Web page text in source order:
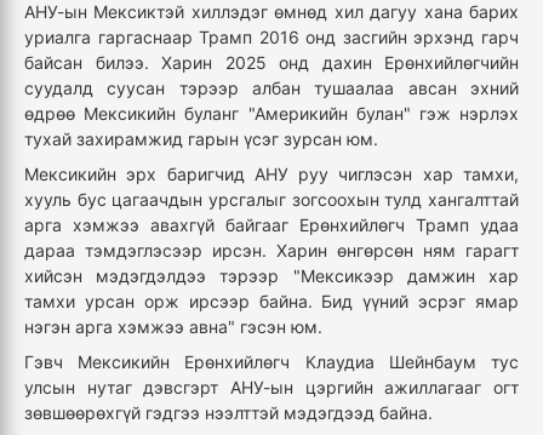
АНУ-ын Мексиктэй хиллэдэг өмнөд хил дагуу хана барих
уриалга гаргаснаар Трамп 2016 онд засгийн эрхэнд гарч
байсан билээ. Харин 2025 онд дахин Ерөнхийлөгчийн
суудалд суусан тэрээр албан тушаалаа авсан эхний
өдрөө Мексикийн буланг "Америкийн булан" гэж нэрлэх
тухай захирамжид гарын үсэг зурсан юм.
Мексикийн эрх баригчид АНУ руу чиглэсэн хар тамхи,
хууль бус цагаачдын урсгалыг зогсоохын тулд хангалттай
арга хэмжээ авахгүй байгааг Ерөнхийлөгч Трамп удаа
дараа тэмдэглэсээр ирсэн. Харин өнгөрсөн ням гарагт
хийсэн мэдэгдэлдээ тэрээр "Мексикээр дамжин хар
тамхи урсан орж ирсээр байна. Бид үүний эсрэг ямар
нэгэн арга хэмжээ авна" гэсэн юм.
Гэвч Мексикийн Ерөнхийлөгч Клаудиа Шейнбаум тус
улсын нутаг дэвсгэрт АНУ-ын цэргийн ажиллагааг огт
зөвшөөрөхгүй гэдгээ нээлттэй мэдэгдээд байна.